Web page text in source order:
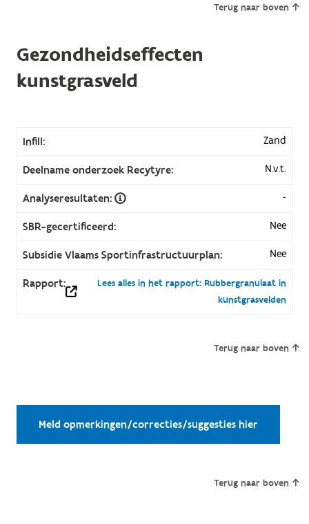
Terug naar boven
Gezondheidseffecten
kunstgrasveld
Infill: Zand
Deelname onderzoek Recytyre: N.v.t.
Analyseresultaten: -
SBR-gecertificeerd: Nee
Subsidie Vlaams Sportinfrastructuurplan: Nee
Rapport:
Lees alles in het rapport: Rubbergranulaat in
kunstgrasvelden
Terug naar boven
Meld opmerkingen/correcties/suggesties hier
Terug naar boven